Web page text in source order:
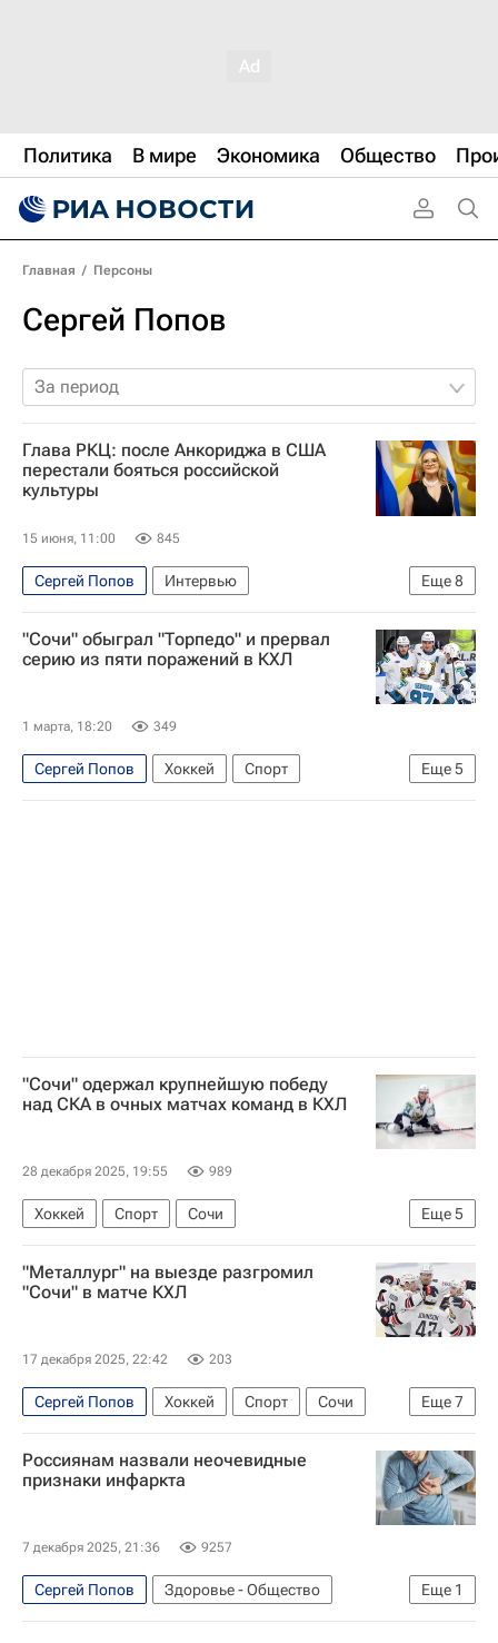
Политика В мире Экономика Общество
Главная / Персоны
Сергей Попов
За период
Глава РКЦ: после Анкориджа в США
перестали бояться российской
культуры
15 июня, 11:00 845
Еще8
Сергей Попов
Интервью
Интервью - Авторы
США
Россия
Вашингтон (штат)
Дональд Трамп
Федеральное агентство по делам Содружества Независимых Государств, соотечественников, проживающих за рубежом, и по международному гуманитарному сотрудничеству (Россотрудничество)
Русское географическое общество
Денис Мацуев
"Сочи" обыграл "Торпедо" и прервал
серию из пяти поражений в КХЛ
1 марта, 18:20 349
Еще5
Сергей Попов Хоккей
Спорт
Тимур Хафизов
Павел Дедунов
Торпедо
"Сочи" одержал крупнейшую победу
над СКА в очных матчах команд в КХЛ
28 декабря 2025, 19:55 989
Еще5
Хоккей Спорт
Сочи
Рафаэль Бикмуллин
Сергей Плотников
СКА (Санкт-Петербург)
Нефтехимик
"Металлург" на выезде разгромил
"Сочи" в матче КХЛ
17 декабря 2025, 22:42 203
Еще7
Сергей Попов Хоккей Спорт
Сочи
Михаил Федоров
Евгений Кузнецов
Александр Петунин
Вашингтон Кэпиталз
КХЛ 2025-2026
Национальная хоккейная лига (НХЛ)
Россиянам назвали неочевидные
признаки инфаркта
7 декабря 2025, 21:36 9257
Еще 1
Сергей Попов
Здоровье - Общество
Антон Вахляев